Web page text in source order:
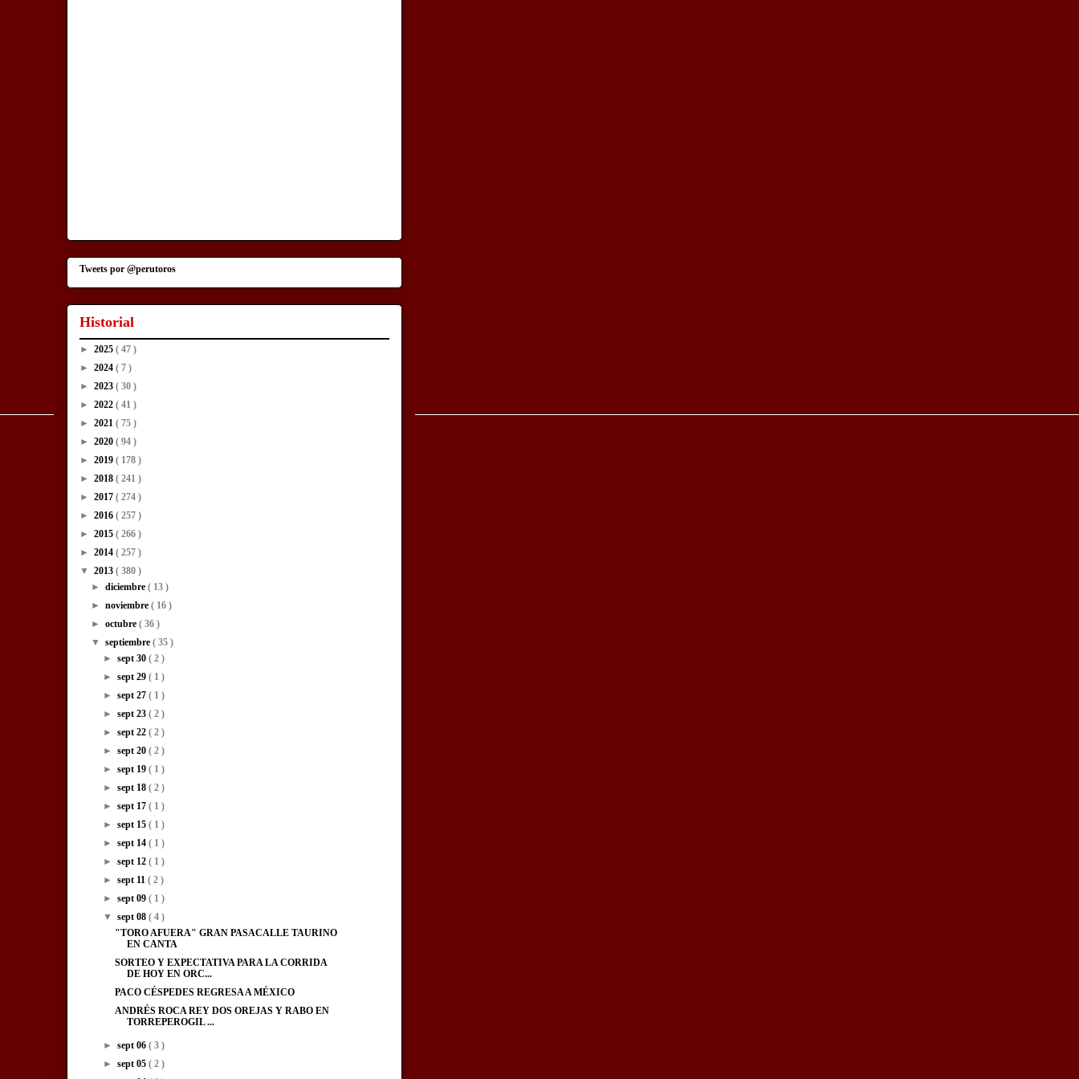
Tweets por @perutoros
Historial
► 2025 ( 47 )
► 2024 ( 7 )
► 2023 ( 30 )
► 2022 ( 41 )
► 2021 ( 75 )
► 2020 ( 94 )
► 2019 ( 178 )
► 2018 ( 241 )
► 2017 ( 274 )
► 2016 ( 257 )
► 2015 ( 266 )
► 2014 ( 257 )
▼ 2013 ( 380 )
►diciembre( 13 )
►noviembre( 16 )
►octubre( 36 )
▼septiembre( 35 )
► sept 30 ( 2 )
► sept 29 ( 1 )
► sept 27 ( 1 )
► sept 23 ( 2 )
► sept 22 ( 2 )
► sept 20 ( 2 )
► sept 19 ( 1 )
► sept 18 ( 2 )
► sept 17 ( 1 )
► sept 15 ( 1 )
► sept 14 ( 1 )
► sept 12 ( 1 )
► sept 11 ( 2 )
► sept 09 ( 1 )
▼ sept 08 ( 4 )
"TORO AFUERA" GRAN PASACALLE TAURINO
EN CANTA
SORTEO Y EXPECTATIVA PARA LA CORRIDA
DE HOY EN ORC...
PACO CÉSPEDES REGRESA A MÉXICO
ANDRÉS ROCA REY DOS OREJAS Y RABO EN
TORREPEROGIL ...
► sept 06 ( 3 )
► sept 05 ( 2 )